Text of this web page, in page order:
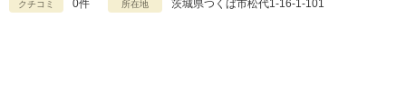
クチコミ 0件 所在地 茨城県つくば市松代1-16-1-101